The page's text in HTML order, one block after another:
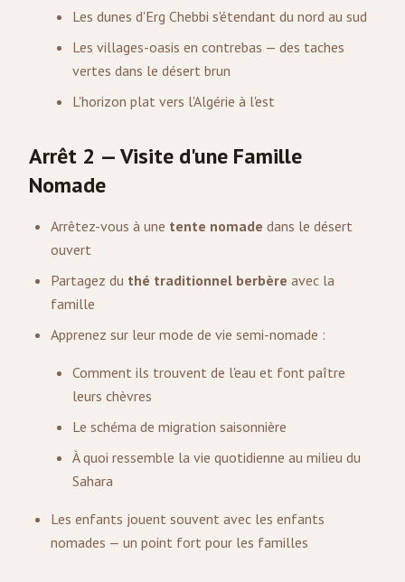
Les dunes d'Erg Chebbi s'étendant du nord au sud
Les villages-oasis en contrebas — des taches
vertes dans le désert brun
L'horizon plat vers l'Algérie à l'est
Arrêt 2 — Visite d'une Famille
Nomade
Arrêtez-vous à une tente nomade dans le désert
ouvert
Partagez du thé traditionnel berbère avec la
famille
Apprenez sur leur mode de vie semi-nomade :
Comment ils trouvent de l'eau et font paître
leurs chèvres
Le schéma de migration saisonnière
À quoi ressemble la vie quotidienne au milieu du
Sahara
Les enfants jouent souvent avec les enfants
nomades — un point fort pour les familles